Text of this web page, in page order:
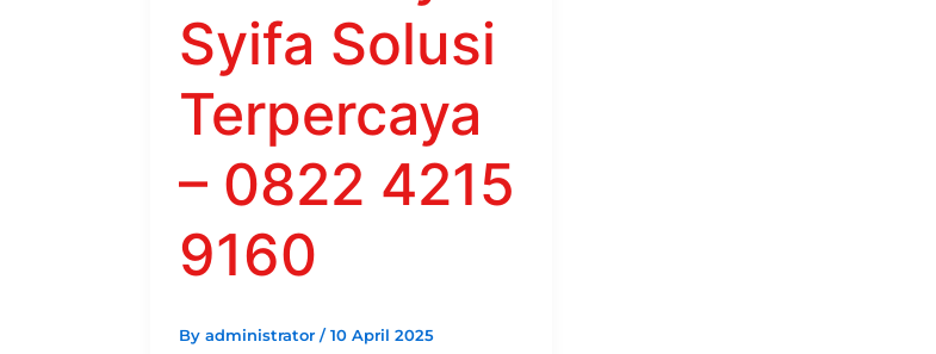
Syifa Solusi
Terpercaya
– 0822 4215
9160
By administrator /10 April 2025